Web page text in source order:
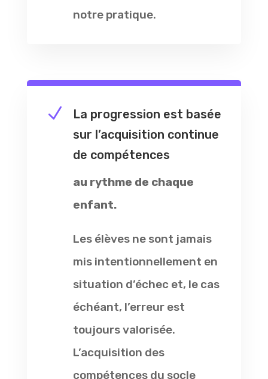
notre pratique.
N
La progression est basée
sur l’acquisition continue
de compétences
au rythme de chaque
enfant.
Les élèves ne sont jamais
mis intentionnellement en
situation d’échec et, le cas
échéant, l’erreur est
toujours valorisée.
L’acquisition des
compétences du socle